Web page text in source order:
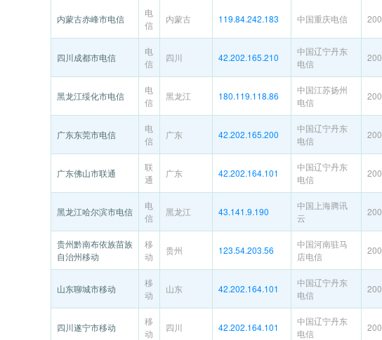
内蒙古赤峰市电信
电
信
内蒙古 119.84.242.183 中国重庆电信 200
四川成都市电信
电
信
四川 42.202.165.210
中国辽宁丹东
电信
200
黑龙江绥化市电信
电
信
黑龙江 180.119.118.86
中国江苏扬州
电信
200
广东东莞市电信
电
信
广东 42.202.165.200
中国辽宁丹东
电信
200
广东佛山市联通
联
通
广东 42.202.164.101
中国辽宁丹东
电信
200
黑龙江哈尔滨市电信
电
信
黑龙江 43.141.9.190
中国上海腾讯
云
200
贵州黔南布依族苗族
自治州移动
移
动
贵州 123.54.203.56
中国河南驻马
店电信
200
山东聊城市移动
移
动
山东 42.202.164.101
中国辽宁丹东
电信
200
四川遂宁市移动
移
动
四川 42.202.164.101
中国辽宁丹东
电信
200